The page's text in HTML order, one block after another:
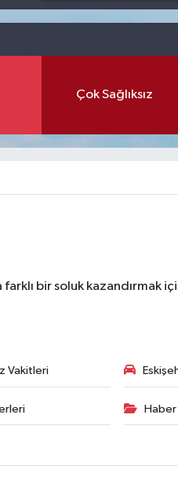
Çok Sağlıksız
bir soluk kazandırmak
Vakitleri
Haber